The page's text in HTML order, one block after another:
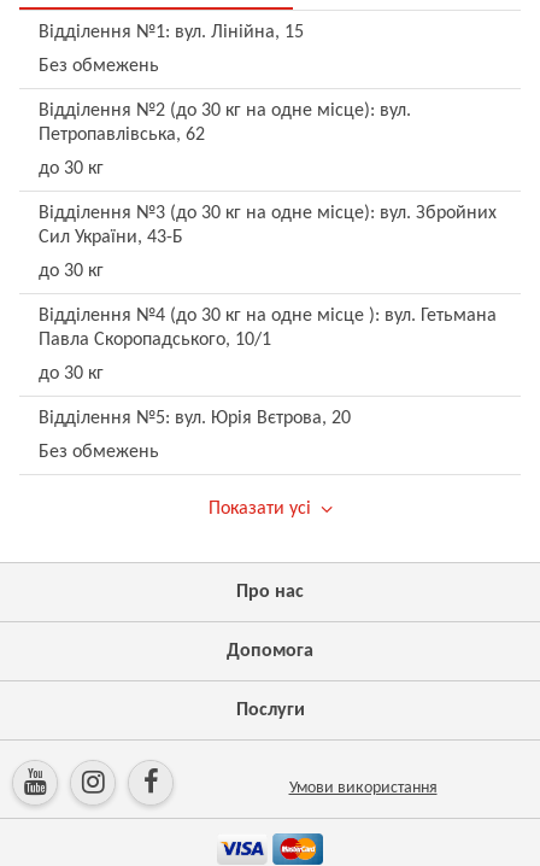
Відділення №1: вул. Лінійна, 15
Без обмежень
Відділення №2 (до 30 кг на одне місце): вул.
Петропавлівська, 62
до 30 кг
Відділення №3 (до 30 кг на одне місце): вул. Збройних
Сил України, 43-Б
до 30 кг
Відділення №4 (до 30 кг на одне місце ): вул. Гетьмана
Павла Скоропадського, 10/1
до 30 кг
Відділення №5: вул. Юрія Вєтрова, 20
Без обмежень
Показати усі
Про нас
Допомога
Послуги
Умови використання